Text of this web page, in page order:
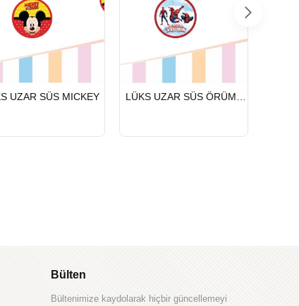
UZAR SÜS MICKEY
HIZLI
GÖNDERİ
LÜKS UZAR SÜS ÖRÜMCEK ADAM
Bülten
Bültenimize kaydolarak hiçbir güncellemeyi